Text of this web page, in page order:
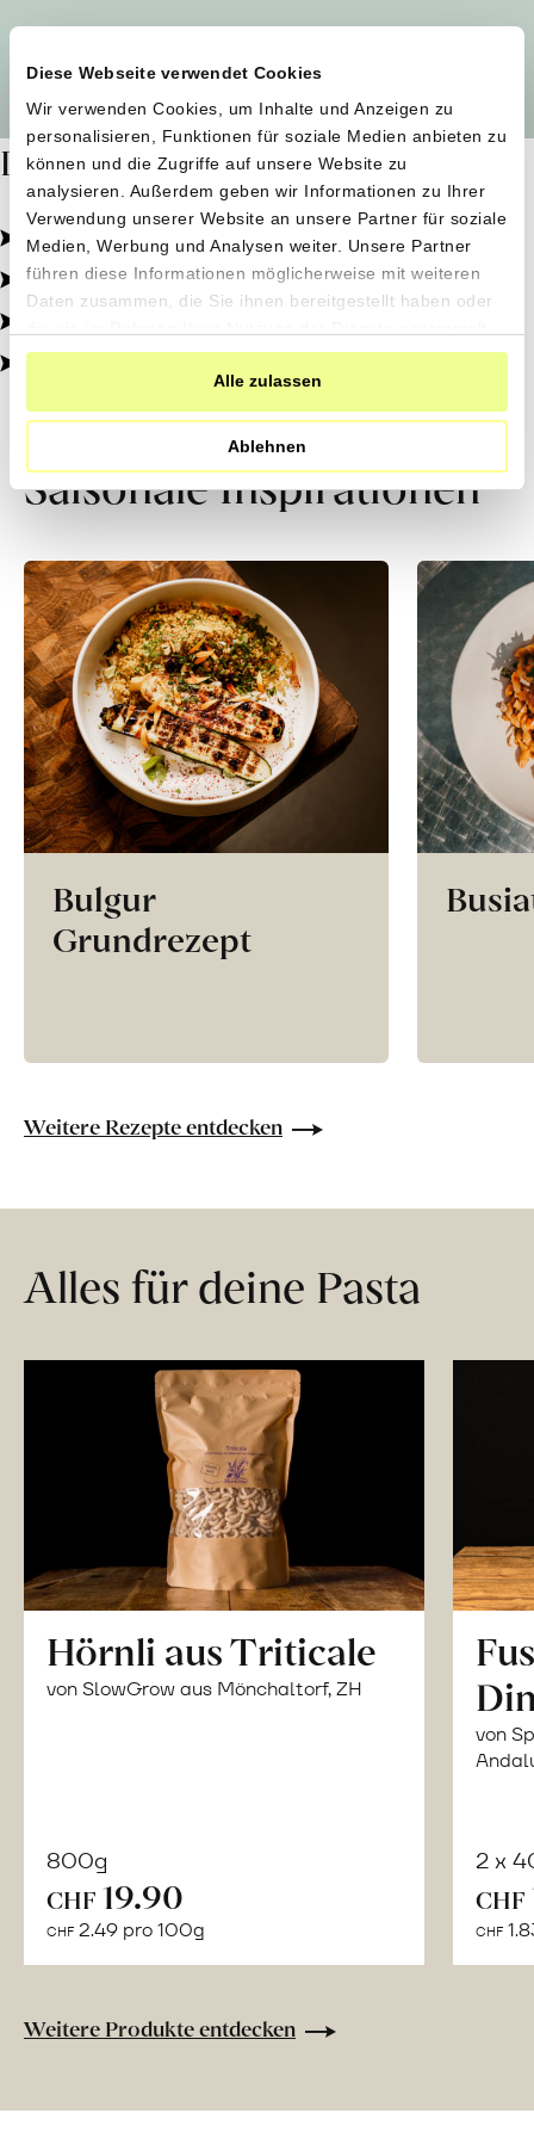
Diese Webseite verwendet Cookies
Wir verwenden Cookies, um Inhalte und Anzeigen zu
personalisieren, Funktionen für soziale Medien anbieten zu
können und die Zugriffe auf unsere Website zu
analysieren. Außerdem geben wir Informationen zu Ihrer
Verwendung unserer Website an unsere Partner für soziale
Medien, Werbung und Analysen weiter. Unsere Partner
führen diese Informationen möglicherweise mit weiteren
Daten zusammen, die Sie ihnen bereitgestellt haben oder
haben.
Alle zulassen
Ablehnen
Dafür stehen wir
Pestizidfrei angebaut, schonend verarbeitet.
Natürliche Zutaten, echter Geschmack.
Von kleinen Höfen, direkt zu dir.
100% transparent, 0% Zusatzstoffe.
Saisonale Inspirationen
Bulgur
Grundrezept
Weitere Rezepte entdecken
Alles für deine Pasta
Hörnli aus Triticale
von SlowGrow aus Mönchaltorf, ZH
800g
CHF 19.90
CHF 2.49 pro 100g
von
2 x
CHF
CHF
Weitere Produkte entdecken